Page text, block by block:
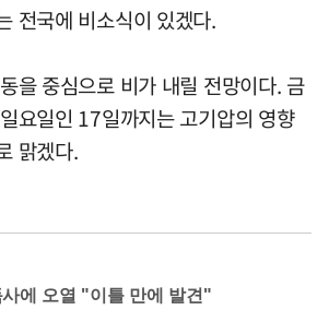
전국에 비소식이 있겠다.
을 중심으로 비가 내릴 전망이다. 금
요일인 17일까지는 고기압의 영향
맑겠다.
에 오열 "이틀 만에 발견"